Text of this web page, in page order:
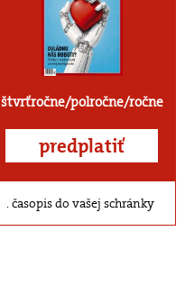
štvrťročne/polročne/ročne
predplatiť
časopis do vašej schránky